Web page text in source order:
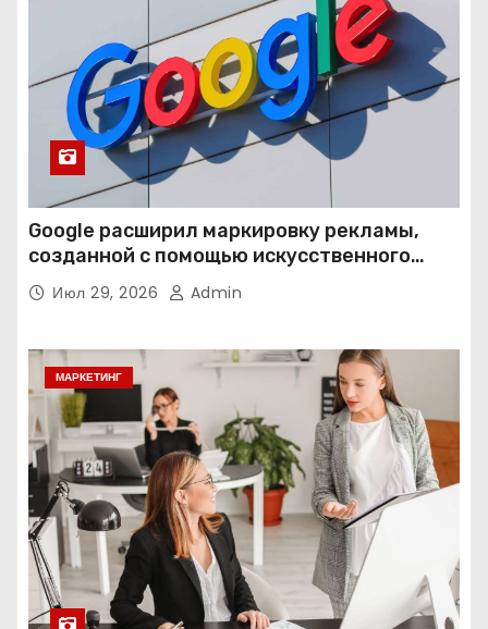
Google расширил маркировку рекламы,
созданной с помощью искусственного
интеллекта
Июл 29, 2026 Admin
МАРКЕТИНГ